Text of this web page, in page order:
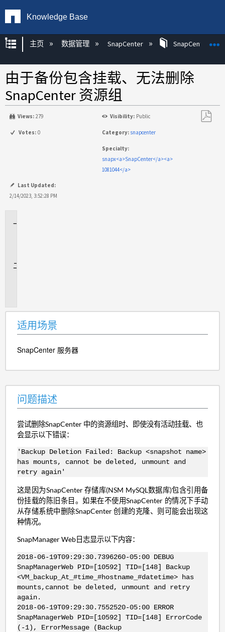
Knowledge Base
扩展/隐缩全局层次
主页 数据管理 SnapCenter SnapCenter知
由于备份包含挂载、无法删除
SnapCenter 资源组
Views: 279 Visibility: Public
Votes: 0 Category: snapcenter
Specialty:
snapx<a>SnapCenter</a><a>
1081044</a>
Last Updated:
2/14/2023, 3:52:28 PM
适用场景
SnapCenter 服务器
问题描述
尝试删除SnapCenter 中的资源组时、即使没有活动挂载、也
会显示以下错误：
'Backup Deletion Failed: Backup <snapshot name>
has mounts, cannot be deleted, unmount and
retry again'
这是因为SnapCenter 存储库(NSM MySQL数据库)包含引用备
份挂载的陈旧条目。如果在不使用SnapCenter 的情况下手动
从存储系统中删除SnapCenter 创建的克隆、则可能会出现这
种情况。
SnapManager Web日志显示以下内容：
2018-06-19T09:29:30.7396260-05:00 DEBUG
SnapManagerWeb PID=[10592] TID=[148] Backup
<VM_backup_At_#time_#hostname_#datetime> has
mounts,cannot be deleted, unmount and retry
again.
2018-06-19T09:29:30.7552520-05:00 ERROR
SnapManagerWeb PID=[10592] TID=[148] ErrorCode
(-1), ErrorMessage (Backup